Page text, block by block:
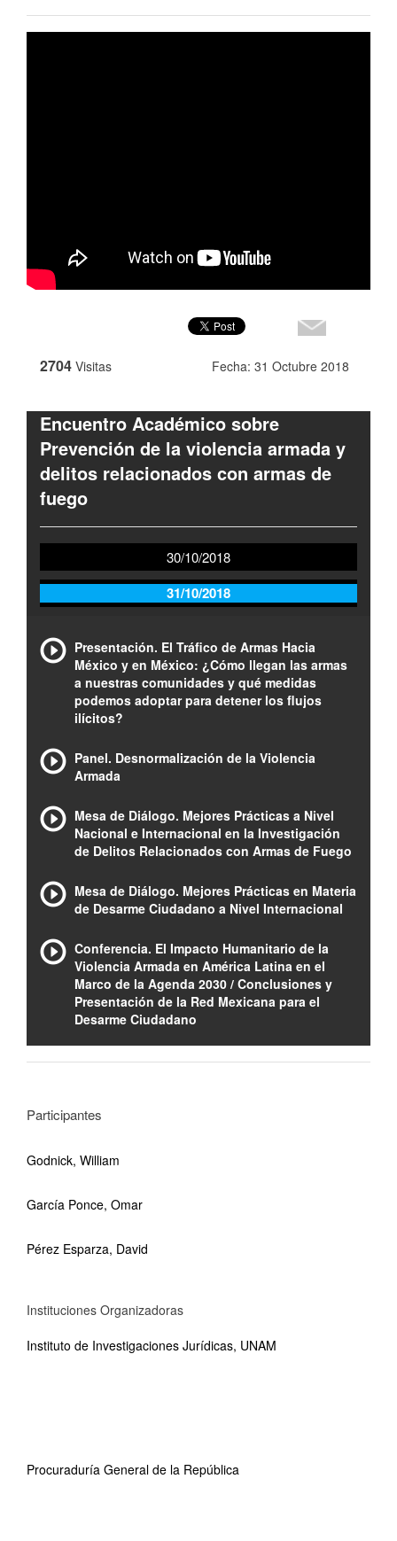
2704 Visitas Fecha: 31 Octubre 2018
Encuentro Académico sobre
Prevención de la violencia armada y
delitos relacionados con armas de
fuego
30/10/2018
31/10/2018
Presentación. El Tráfico de Armas Hacia
México y en México: ¿Cómo llegan las armas
a nuestras comunidades y qué medidas
podemos adoptar para detener los flujos
ilícitos?
Panel. Desnormalización de la Violencia
Armada
Mesa de Diálogo. Mejores Prácticas a Nivel
Nacional e Internacional en la Investigación
de Delitos Relacionados con Armas de Fuego
Mesa de Diálogo. Mejores Prácticas en Materia
de Desarme Ciudadano a Nivel Internacional
Conferencia. El Impacto Humanitario de la
Violencia Armada en América Latina en el
Marco de la Agenda 2030 / Conclusiones y
Presentación de la Red Mexicana para el
Desarme Ciudadano
Participantes
Godnick, William
García Ponce, Omar
Pérez Esparza, David
Instituciones Organizadoras
Instituto de Investigaciones Jurídicas, UNAM
Procuraduría General de la República